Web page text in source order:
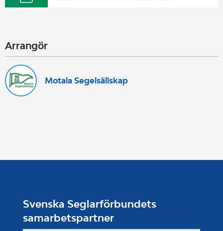
Arrangör
Motala Segelsällskap
Svenska Seglarförbundets
samarbetspartner